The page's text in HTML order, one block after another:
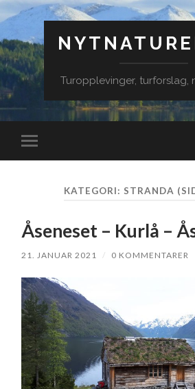
Turopplevinger, turforslag,
Veksle
mobilmeny
KATEGORI: STRANDA
Åseneset – Kurlå –
21. JANUAR 2021 / 0 KOMMENTARER